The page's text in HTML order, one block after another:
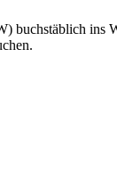
buchstäblich ins